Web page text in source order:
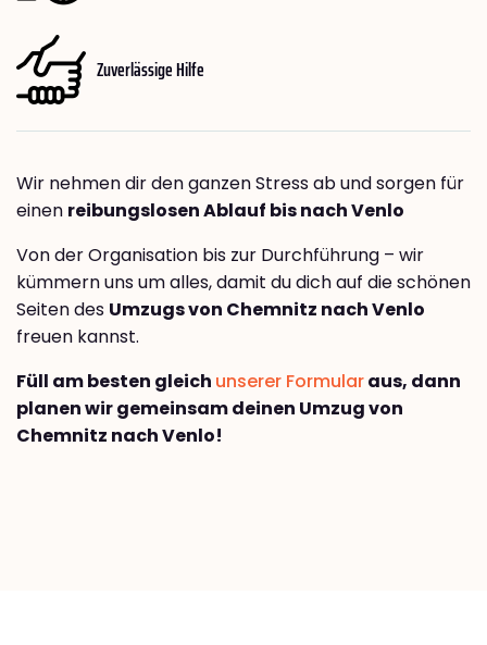
Zuverlässige Hilfe
Wir nehmen dir den ganzen Stress ab und sorgen für
einen reibungslosen Ablauf bis nach Venlo
Von der Organisation bis zur Durchführung – wir
kümmern uns um alles, damit du dich auf die schönen
Seiten des Umzugs von Chemnitz nach Venlo
freuen kannst.
Füll am besten gleich unserer Formularaus, dann
planen wir gemeinsam deinen Umzug von
Chemnitz nach Venlo!